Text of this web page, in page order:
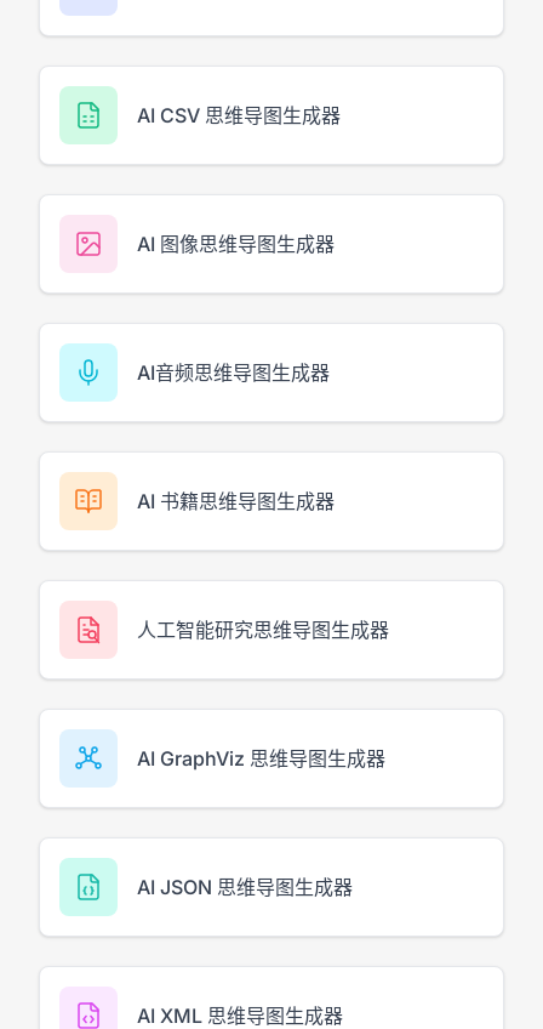
AI CSV 思维导图生成器
AI 图像思维导图生成器
AI音频思维导图生成器
AI 书籍思维导图生成器
人工智能研究思维导图生成器
AI GraphViz 思维导图生成器
AI JSON 思维导图生成器
AI XML 思维导图生成器